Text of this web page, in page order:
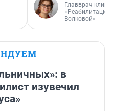
Главврач
«Реабилитация
Волковой»
в
изувечил